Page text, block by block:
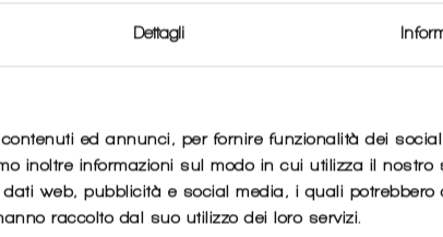
Dettagli
ed annunci, per fornire funzionalità dei
inoltre informazioni sul modo in cui utilizza il nostro
web, pubblicità e social media, i quali potrebbero
raccolto dal suo utilizzo dei loro servizi.
Manicotti Vent Mesh Arm